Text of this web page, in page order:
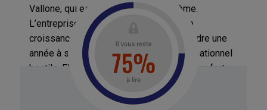
Vallone, qui est consciente du problème.
L’entreprise, qui est en pleine phase de
croissance, ne peut se permettre de perdre une
année à sombrer dans un silence organisationnel
hostile. Elle choisit d’agir vite et de frapper fort.
Lors de la première conférence de la nouvelle
entité, dans les locaux de Vancouver, Carol